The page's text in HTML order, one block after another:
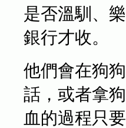
是否溫馴、
銀行才收。
他們會在狗
話，或者拿
血的過程只